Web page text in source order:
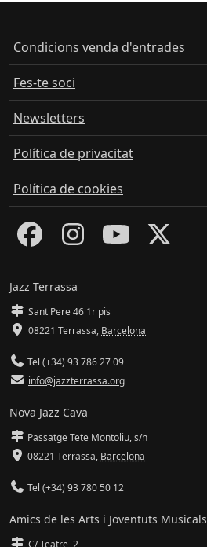
Condicions venda d'entrades
Fes-te soci
Newsletters
Política de privacitat
Política de cookies
Jazz Terrassa
Sant Pere 46 1r pis
08221 Terrassa, Barcelona
Tel (+34) 93 786 27 09
info@jazzterrassa.org
Nova Jazz Cava
Passatge Tete Montoliu, s/n
08221 Terrassa, Barcelona
Tel (+34) 93 780 50 12
Amics de les Arts i Joventuts Musicals
C/ Teatre, 2